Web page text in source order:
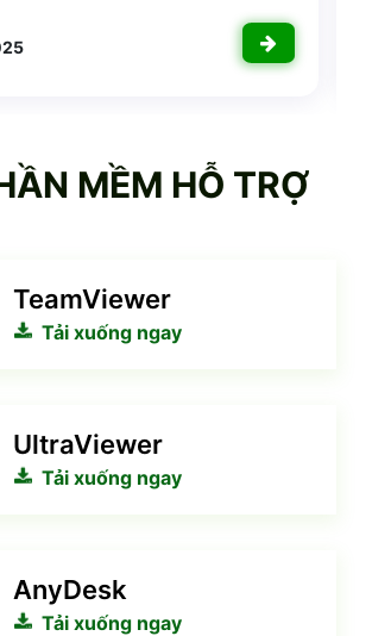
MỀM HỖ TRỢ
TeamViewer
Tải xuống ngay
UltraViewer
Tải xuống ngay
AnyDesk
Tải xuống ngay